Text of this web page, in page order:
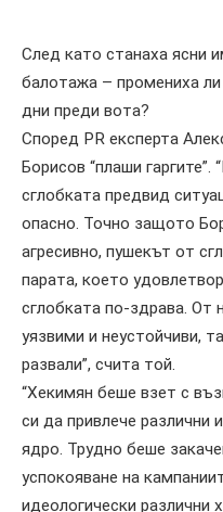
След като станаха ясни
балотажа – промениха
дни преди вота?
Според PR експерта
Борисов “плаши
сглобката предвид
опасно. Точно защото
агресивно, пушекът от
парата, което
сглобката по-здрава. От
уязвими и неустойчиви,
развали”, счита той.
“Хекимян беше взет с
си да привлече различни
ядро. Трудно беше
успокояване на
идеологически различни